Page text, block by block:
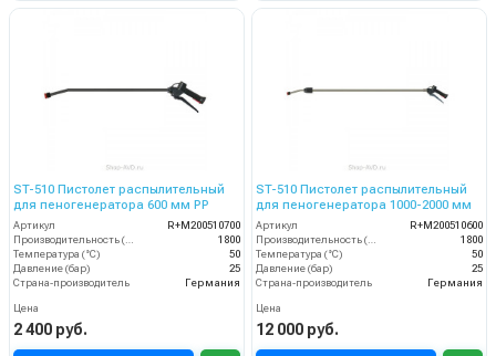
ST-510 Пистолет распылительный
для пеногенератора 600 мм PP
Артикул
R+M200510700
Производительность (л/ч)
1800
Температура (°C)
50
Давление (бар)
25
Страна-производитель
Германия
Цена
2 400 руб.
ST-510 Пистолет распылительный
для пеногенератора 1000-2000 мм
Артикул
R+M200510600
Производительность (л/ч)
1800
Температура (°C)
50
Давление (бар)
25
Страна-производитель
Германия
Цена
12 000 руб.